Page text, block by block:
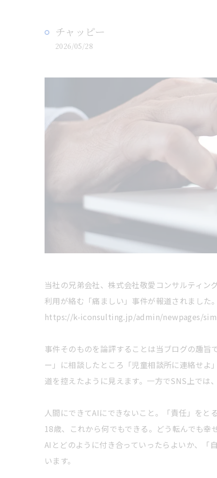
チャッピー
2026/05/28
当社の兄弟会社、株式会社敬愛コンサルティ
利用が絡む「痛ましい」事件が報道されました
https://k-iconsulting.jp/admin/newpages/
事件そのものを論評することは当ブログの趣
ー」に相談したところ「児童相談所に連絡せ
道を控えたように見えます。一方でSNS上で
人間にできてAIにできないこと。「責任」を
18歳、これから何でもできる。どう転んでも
AIとどのように付き合っていったらよいか、「
います。